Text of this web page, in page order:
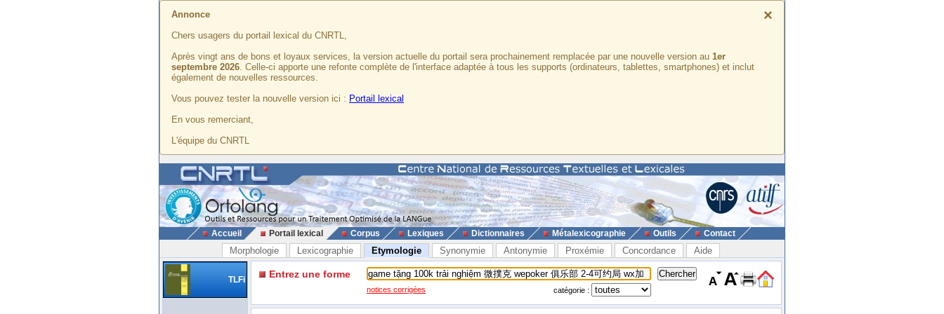
×
Annonce
Chers usagers du portail lexical du CNRTL,
Après vingt ans de bons et loyaux services, la version actuelle du portail sera prochainement remplacée par une nouvelle version au 1er
septembre 2026. Celle-ci apporte une refonte complète de l'interface adaptée à tous les supports (ordinateurs, tablettes, smartphones) et inclut
également de nouvelles ressources.
Vous pouvez tester la nouvelle version ici : Portail lexical
En vous remerciant,
L'équipe du CNRTL
Accueil Portail lexical Corpus Lexiques Dictionnaires Métalexicographie Outils Contact
Morphologie Lexicographie Etymologie Synonymie Antonymie Proxémie Concordance Aide
TLFi Entrez une forme
notices corrigées catégorie :